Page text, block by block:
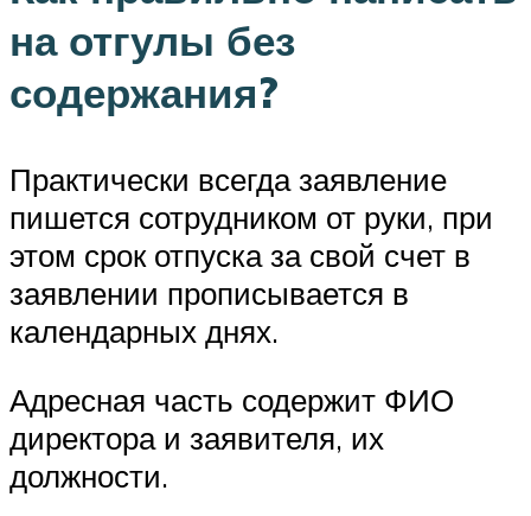
на отгулы без
содержания?
Практически всегда заявление
пишется сотрудником от руки, при
этом срок отпуска за свой счет в
заявлении прописывается в
календарных днях.
Адресная часть содержит ФИО
директора и заявителя, их
должности.